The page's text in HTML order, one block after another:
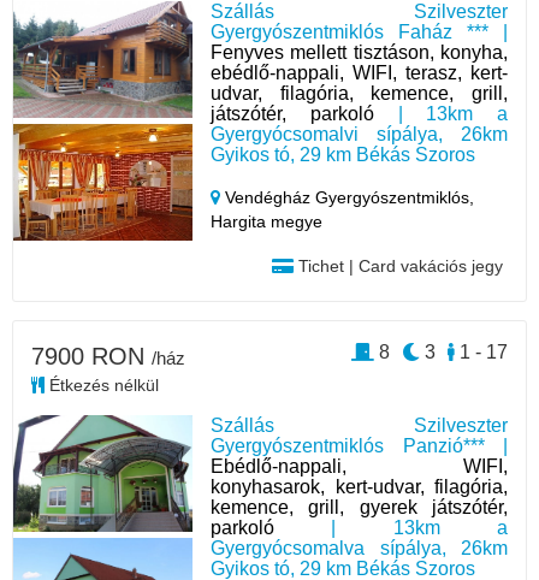
Szállás Szilveszter
Gyergyószentmiklós Faház *** |
Fenyves mellett tisztáson, konyha,
ebédlő-nappali, WIFI, terasz, kert-
udvar, filagória, kemence, grill,
játszótér, parkoló| 13km a
Gyergyócsomalvi sípálya, 26km
Gyikos tó, 29 km Békás Szoros
Vendégház Gyergyószentmiklós,
Hargita megye
Tichet | Card vakációs jegy
Szállás Szilveszter
Gyergyószentmiklós Panzió*** |
Ebédlő-nappali, WIFI,
konyhasarok, kert-udvar, filagória,
kemence, grill, gyerek játszótér,
parkoló | 13km a
Gyergyócsomalva sípálya, 26km
Gyikos tó, 29 km Békás Szoros
7900 RON /ház
Étkezés nélkül
1 - 17
3
8